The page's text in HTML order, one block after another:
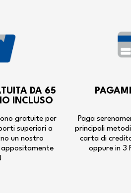
DA 65
INCLUSO
gratuite per
superiori a
un nostro
Paga
principali
carta di
oppure in 3